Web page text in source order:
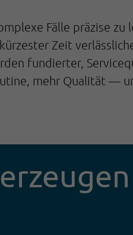
Fälle präzise zu
Zeit
fundierter,
mehr Qualität —